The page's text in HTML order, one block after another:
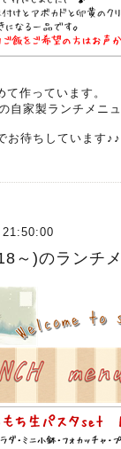
て作っています。
自家製ランチメニ
お待ちしています
～)のランチ